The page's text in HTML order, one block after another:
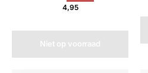
4,95
Niet op voorraad